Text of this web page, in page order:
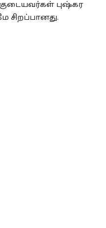
புஷ்கர
சிறப்பானது.